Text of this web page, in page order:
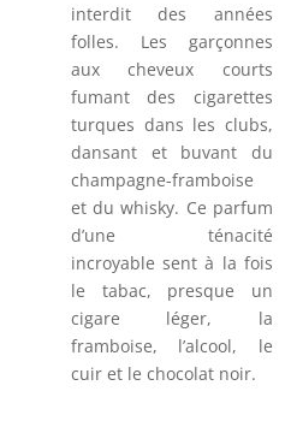
interdit des années
folles. Les garçonnes
aux cheveux courts
fumant des cigarettes
turques dans les clubs,
dansant et buvant du
champagne-framboise
et du whisky. Ce parfum
d’une ténacité
incroyable sent à la fois
le tabac, presque un
cigare léger, la
framboise, l’alcool, le
cuir et le chocolat noir.